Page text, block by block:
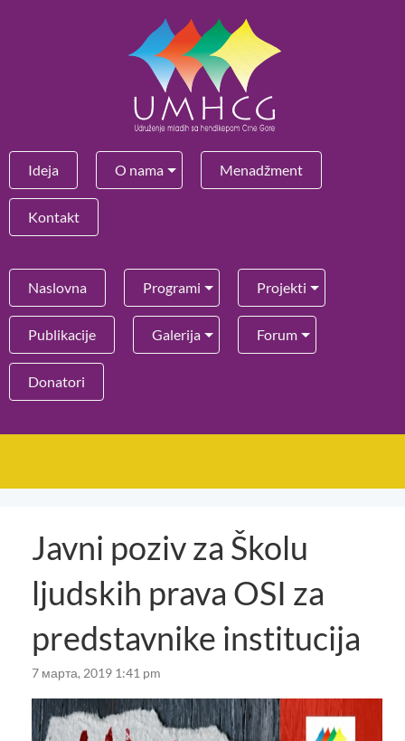
Ideja O nama Menadžment
Kontakt
Naslovna Programi Projekti
Publikacije Galerija Forum
Donatori
Javni poziv za Školu
ljudskih prava OSI za
predstavnike institucija
7 марта, 2019 1:41 pm